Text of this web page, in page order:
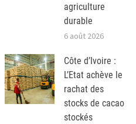
agriculture
durable
6 août 2026
Côte d’Ivoire :
L’Etat achève le
rachat des
stocks de cacao
stockés